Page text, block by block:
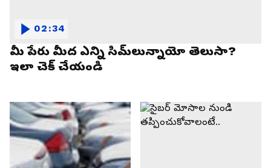
మీ పేరు మీద ఎన్ని సిమ్‌లున్నాయో తెలుసా?
ఇలా చెక్ చేయండి
02:34